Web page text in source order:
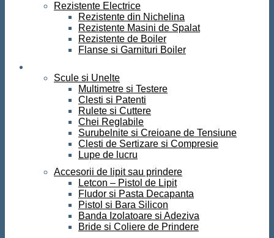
Rezistente Electrice
Rezistente din Nichelina
Rezistente Masini de Spalat
Rezistente de Boiler
Flanse si Garnituri Boiler
Scule si Unelte
Multimetre si Testere
Clesti si Patenti
Rulete si Cuttere
Chei Reglabile
Surubelnite si Creioane de Tensiune
Clesti de Sertizare si Compresie
Lupe de lucru
Accesorii de lipit sau prindere
Letcon – Pistol de Lipit
Fludor si Pasta Decapanta
Pistol si Bara Silicon
Banda Izolatoare si Adeziva
Bride si Coliere de Prindere